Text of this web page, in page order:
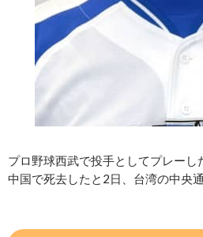
プロ野球西武で投手としてプレー
中国で死去したと2日、台湾の中央